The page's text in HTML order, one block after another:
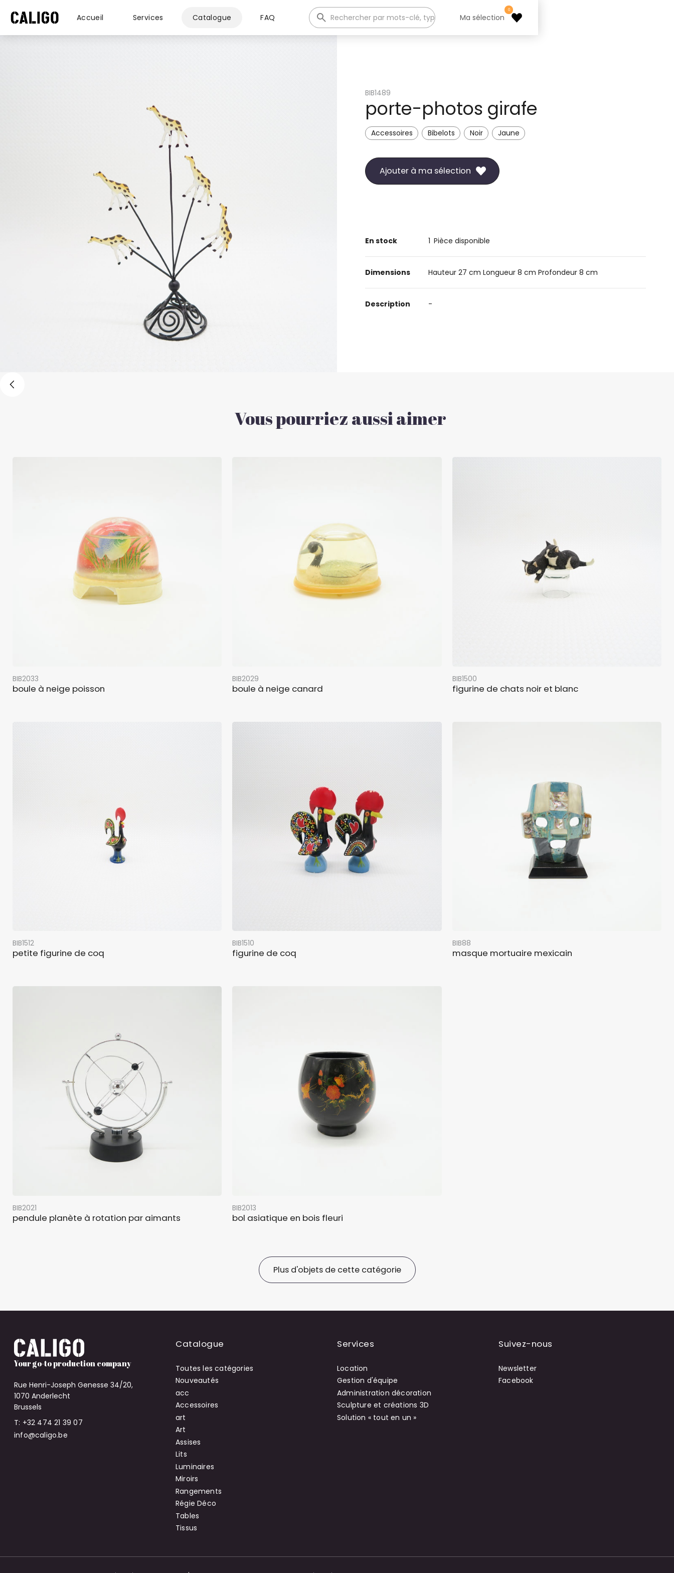
Accueil Services Catalogue FAQ Ma sélection
0
BIB1489
porte-photos girafe
Accessoires Bibelots Noir Jaune
Ajouter à ma sélection
En stock 1 Pièce disponible
Dimensions Hauteur 27 cm Longueur 8 cm Profondeur 8 cm
Description -
Vous pourriez aussi aimer
BIB2033
boule à neige poisson
BIB2029
boule à neige canard
BIB1500
figurine de chats noir et blanc
BIB1512
petite figurine de coq
BIB1510
figurine de coq
BIB88
masque mortuaire mexicain
BIB2021
pendule planète à rotation par aimants
BIB2013
bol asiatique en bois fleuri
Plus d'objets de cette catégorie
Your go-to production company
Rue Henri-Joseph Genesse 34/20,
1070 Anderlecht
Brussels
T: +32 474 21 39 07
info@caligo.be
Catalogue
Toutes les catégories
Nouveautés
acc
Accessoires
art
Art
Assises
Lits
Luminaires
Miroirs
Rangements
Régie Déco
Tables
Tissus
Services
Location
Gestion d'équipe
Administration décoration
Sculpture et créations 3D
Solution « tout en un »
Suivez-nous
Newsletter
Facebook